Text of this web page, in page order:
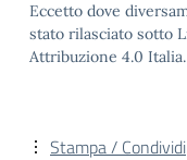
Eccetto dove
stato rilasciato sotto
Attribuzione 4.0 Italia.
Stampa / Condividi